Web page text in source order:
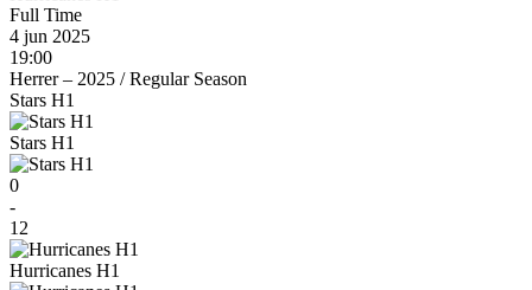
Full Time
4 jun 2025
19:00
Herrer – 2025 /Regular Season
Stars H1
Stars H1
0
-
12
Hurricanes H1